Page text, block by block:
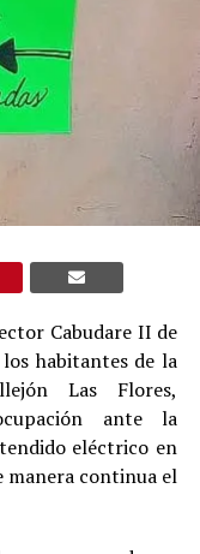
Cabudare II de
habitantes de la
Las Flores,
ante la
eléctrico en
manera continua el